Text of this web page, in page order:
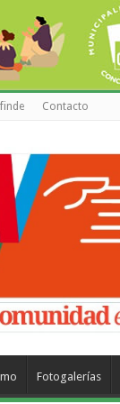
Contacto
Fotogalerías